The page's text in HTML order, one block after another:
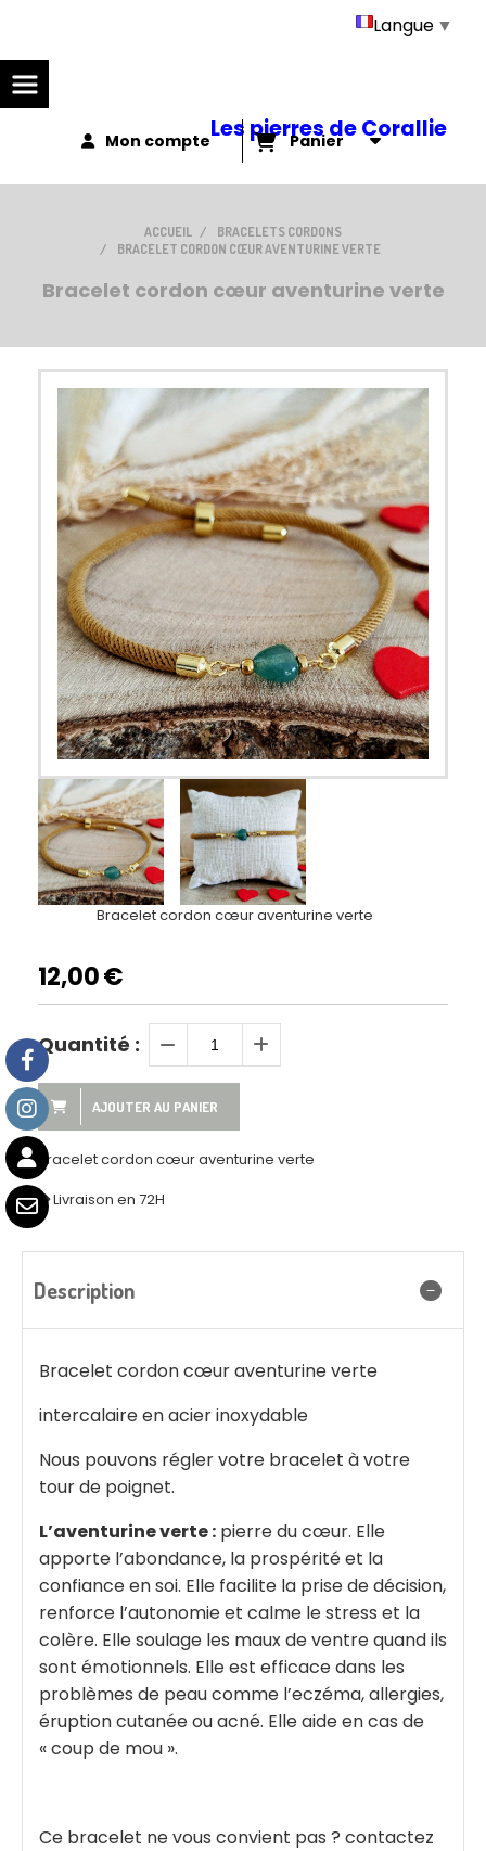
Les pierres de Corallie
Mon compte Panier
ACCUEIL
BRACELETS CORDONS
BRACELET CORDON CŒUR AVENTURINE VERTE
Bracelet cordon cœur aventurine verte
Bracelet cordon cœur aventurine verte
12,00€
Quantité :
AJOUTER AU PANIER
Bracelet cordon cœur aventurine verte
Livraison en 72H
Description
Bracelet cordon cœur aventurine verte
intercalaire en acier inoxydable
Nous pouvons régler votre bracelet à votre
tour de poignet.
L’aventurine verte : pierre du cœur. Elle
apporte l’abondance, la prospérité et la
confiance en soi. Elle facilite la prise de décision,
renforce l’autonomie et calme le stress et la
colère. Elle soulage les maux de ventre quand ils
sont émotionnels. Elle est efficace dans les
problèmes de peau comme l’eczéma, allergies,
éruption cutanée ou acné. Elle aide en cas de
« coup de mou ».
Ce bracelet ne vous convient pas ? contactez
Langue ▼